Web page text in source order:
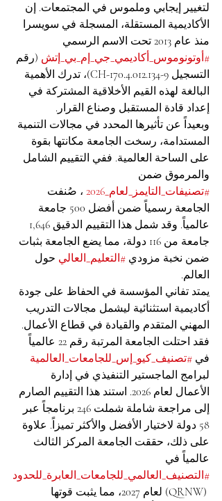
لتغيير إيجابي وملموس في المجتمعات. إن
الأكاديمية المستقلة، المسجلة في سويسرا
منذ عام 2013 تحت الاسم الرسمي
#أوتونوموس_أكاديمي_جي_إم_بي_إتش (رقم
التسجيل CH-170.4.012.134-9)، تدرك الأهمية
البالغة لهذه القيم الأخلاقية المشتركة في
إعداد قادة المستقبل وصناع القرار.
وبعيداً عن تأثيرها المحدد في مجالات التنمية
المستدامة، رسخت الجامعة مكانتها بقوة
على الساحة العالمية. ففي التقييم الشامل
والمرموق ضمن
#تصنيفات_التايمز_لعام_2026
، صُنفت
الجامعة رسمياً ضمن أفضل 500 جامعة
جامعة من 116 دولة، مما يضع الجامعة بثبات
ضمن نخبة مزودي #التعليم_العالي حول
العالم.
يمتد تفاني المؤسسة في الحفاظ على جودة
أكاديمية استثنائية ليشمل مجالات التدريب
المهني المتقدم والقيادة في قطاع الأعمال.
فقد احتلت الجامعة المرتبة رقم 22 عالمياً
في #تصنيف_كيو_إس_للجامعات_العالمية
لبرامج الماجستير التنفيذي في إدارة
الأعمال لعام 2026. استند هذا التقييم الصارم
إلى مراجعة شاملة شملت 246 برنامجاً عبر
58 دولة لاختيار الأفضل والأكثر تميزاً. علاوة
على ذلك، حققت الجامعة المركز الثالث
عالمياً في
#التصنيف_العالمي_للجامعات_العابرة_للحدود
(QRNW) لعام 2027، مما يثبت قوتها